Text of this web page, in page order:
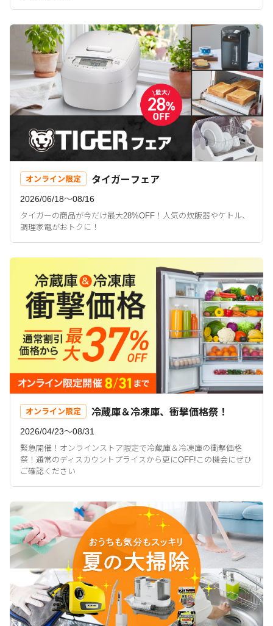
オンライン限定 タイガーフェア
2026/06/18〜08/16
タイガーの商品が今だけ最大28%OFF！人気の炊飯器やケトル、
調理家電がおトクに！
オンライン限定 冷蔵庫＆冷凍庫、衝撃価格祭！
2026/04/23〜08/31
緊急開催！オンラインストア限定で冷蔵庫＆冷凍庫の衝撃価格
祭！通常のディスカウントプライスから更にOFF!この機会にぜひ
ご確認ください